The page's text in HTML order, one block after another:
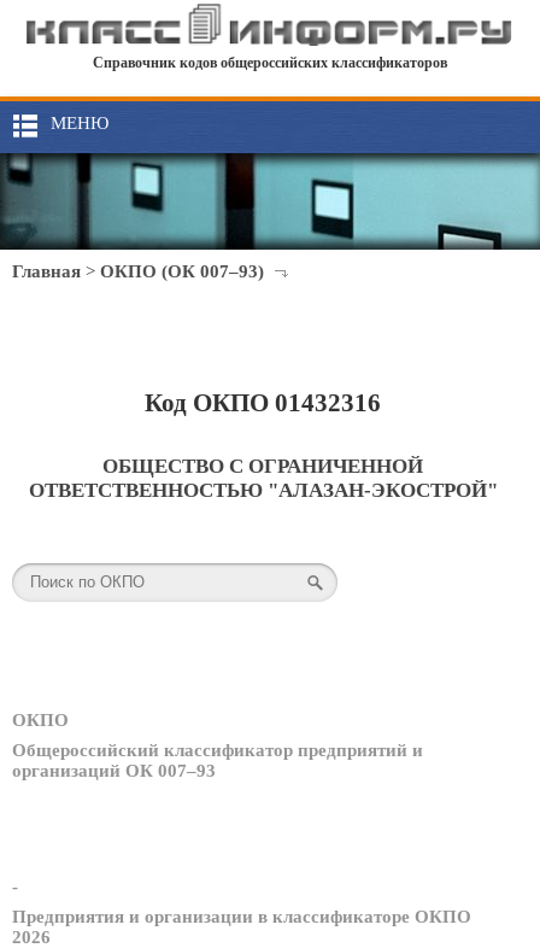
Справочник кодов общероссийских классификаторов
МЕНЮ
Главная > ОКПО (ОК 007–93)
Код ОКПО 01432316
ОБЩЕСТВО С ОГРАНИЧЕННОЙ
ОТВЕТСТВЕННОСТЬЮ "АЛАЗАН-ЭКОСТРОЙ"
ОКПО
Общероссийский классификатор предприятий и
организаций ОК 007–93
-
Предприятия и организации в классификаторе ОКПО
2026